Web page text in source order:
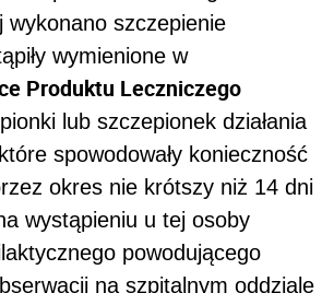
wykonano szczepienie
ąpiły wymienione w
Produktu Leczniczego
lub szczepionek działania
spowodowały konieczność
okres nie krótszy niż 14 dni
wystąpieniu u tej osoby
powodującego
na szpitalnym oddziale